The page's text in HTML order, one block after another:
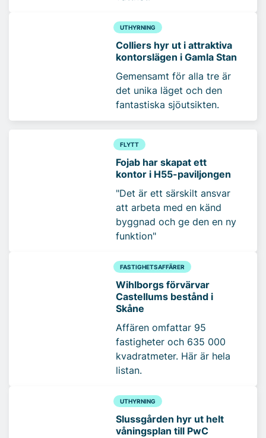
UTHYRNING
Colliers hyr ut i attraktiva
kontorslägen i Gamla Stan
Gemensamt för alla tre är
det unika läget och den
fantastiska sjöutsikten.
FLYTT
Fojab har skapat ett
kontor i H55-paviljongen
"Det är ett särskilt ansvar
att arbeta med en känd
byggnad och ge den en ny
funktion"
FASTIGHETSAFFÄRER
Wihlborgs förvärvar
Castellums bestånd i
Skåne
Affären omfattar 95
fastigheter och 635 000
kvadratmeter. Här är hela
listan.
UTHYRNING
Slussgården hyr ut helt
våningsplan till PwC